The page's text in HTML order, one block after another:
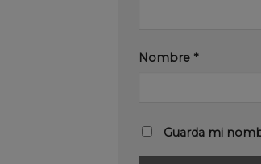
Nombre *
Guarda mi